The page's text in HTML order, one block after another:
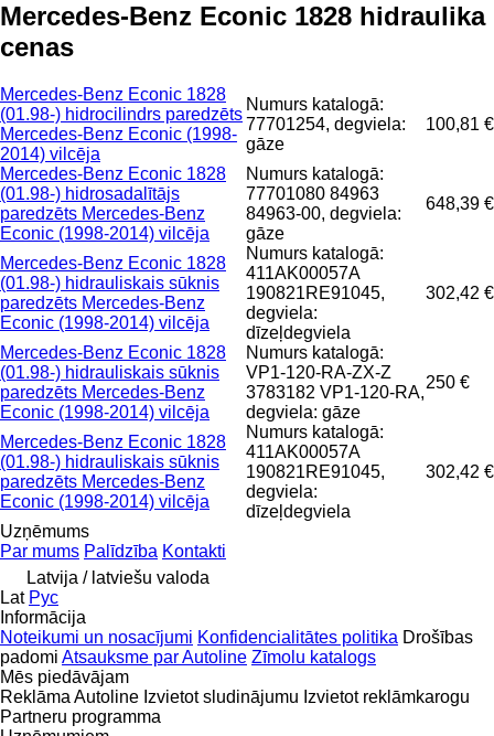
Mercedes-Benz Econic 1828 hidraulika
cenas
Mercedes-Benz Econic 1828
(01.98-) hidrocilindrs paredzēts
Mercedes-Benz Econic (1998-
2014) vilcēja
Numurs katalogā:
77701254, degviela:
gāze
100,81 €
Mercedes-Benz Econic 1828
(01.98-) hidrosadalītājs
paredzēts Mercedes-Benz
Econic (1998-2014) vilcēja
Numurs katalogā:
77701080 84963
84963-00, degviela:
gāze
648,39 €
Mercedes-Benz Econic 1828
(01.98-) hidrauliskais sūknis
paredzēts Mercedes-Benz
Econic (1998-2014) vilcēja
Numurs katalogā:
411AK00057A
190821RE91045,
degviela:
dīzeļdegviela
302,42 €
Mercedes-Benz Econic 1828
(01.98-) hidrauliskais sūknis
paredzēts Mercedes-Benz
Econic (1998-2014) vilcēja
Numurs katalogā:
VP1-120-RA-ZX-Z
3783182 VP1-120-RA,
degviela: gāze
250 €
Mercedes-Benz Econic 1828
(01.98-) hidrauliskais sūknis
paredzēts Mercedes-Benz
Econic (1998-2014) vilcēja
Numurs katalogā:
411AK00057A
190821RE91045,
degviela:
dīzeļdegviela
302,42 €
Uzņēmums
Par mums Palīdzība Kontakti
Latvija / latviešu valoda
Lat Рус
Informācija
Noteikumi un nosacījumi Konfidencialitātes politika Drošības
padomi Atsauksme par Autoline Zīmolu katalogs
Mēs piedāvājam
Reklāma Autoline Izvietot sludinājumu Izvietot reklāmkarogu
Partneru programma